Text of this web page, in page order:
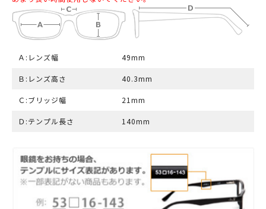
Ａ:レンズ幅 49mm
Ｂ:レンズ高さ 40.3mm
Ｃ:ブリッジ幅 21mm
Ｄ:テンプル長さ 140mm